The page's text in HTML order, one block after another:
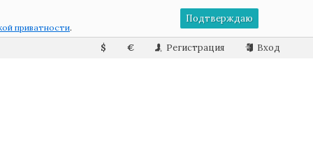
приватности.
Подтверждаю
$ € Регистрация Вход